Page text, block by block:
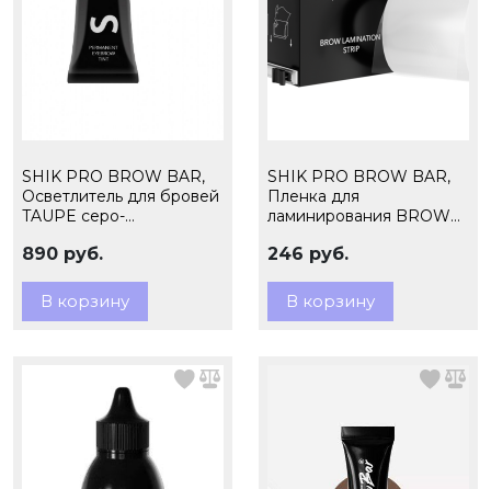
SHIK PRO BROW BAR,
Осветлитель для бровей
TAUPE серо-
890 руб.
В корзину
SHIK PRO BROW BAR,
Пленка для
ламинирования BROW
246 руб.
В корзину